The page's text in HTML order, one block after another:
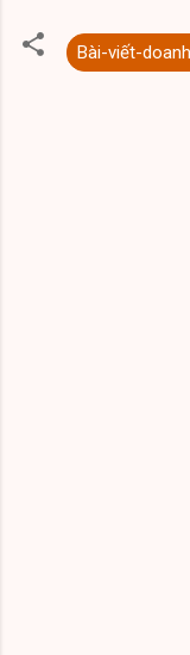
Bài-viết-